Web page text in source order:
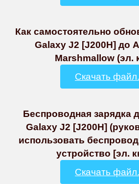
Как самостоятельно
Galaxy J2 [J200H] до
Marshmallow (эл.
Скачать
Беспроводная зарядка
Galaxy J2 [J200H]
использовать
устройство [эл.
Скачать